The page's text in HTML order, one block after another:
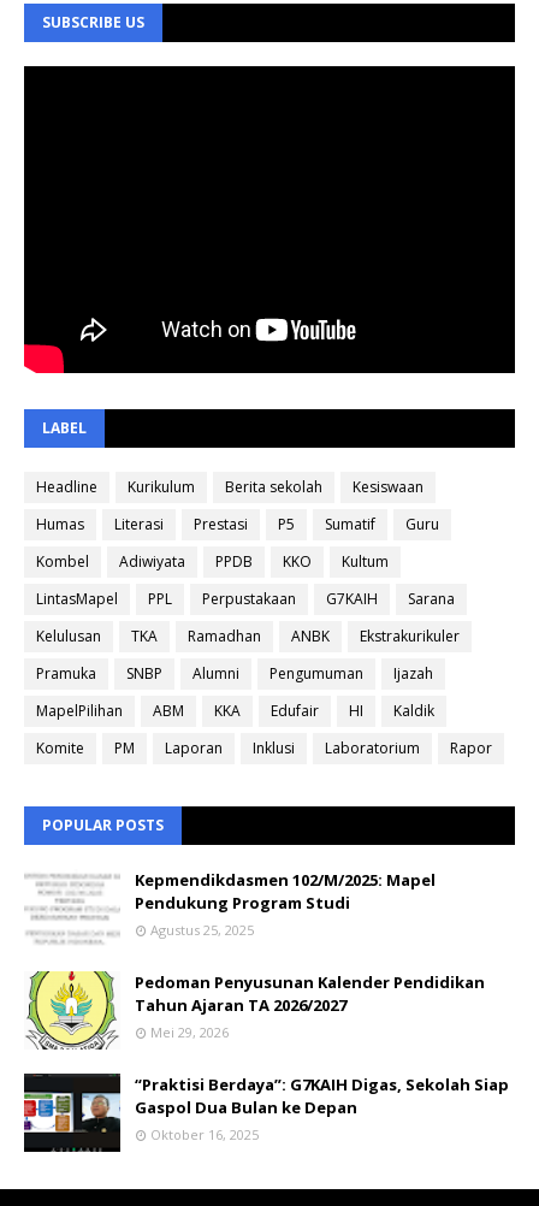
SUBSCRIBE US
LABEL
Headline Kurikulum Berita sekolah
Kesiswaan
Humas
Literasi Prestasi P5 Sumatif
Guru
Kombel
Adiwiyata PPDB KKO
Kultum
LintasMapel
PPL Perpustakaan G7KAIH
Sarana
Kelulusan
TKA Ramadhan ANBK
Ekstrakurikuler
Pramuka
SNBP Alumni Pengumuman
Ijazah
MapelPilihan
ABM KKA Edufair HI
Kaldik
Komite
PM Laporan Inklusi Laboratorium Rapor
POPULAR POSTS
Kepmendikdasmen 102/M/2025: Mapel
Pendukung Program Studi
Agustus 25, 2025
Pedoman Penyusunan Kalender Pendidikan
Tahun Ajaran TA 2026/2027
Mei 29, 2026
“Praktisi Berdaya”: G7KAIH Digas, Sekolah Siap
Gaspol Dua Bulan ke Depan
Oktober 16, 2025